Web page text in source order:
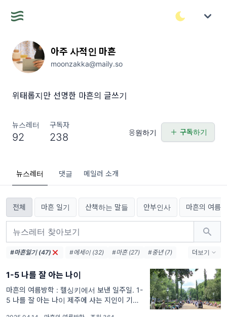
아주 사적인 마흔
moonzakka@maily.so
위태롭지만 선명한 마흔의 글쓰기
뉴스레터
92
구독자
238 응원하기 구독하기
뉴스레터 댓글 메일러 소개
전체 마흔 일기 산책하는 말들 안부인사 마흔의 여름
#마흔일기 (47) #에세이 (32) #마흔 (27)
#중년 (7)
#아주사적인마흔 (5)
#안부인사 (5)
#글쓰기 (3)
#헬싱키 (3)
더보기
1-5 나를 잘 아는 나이
마흔의 여름방학 : 헬싱키에서 보낸 일주일. 1-
5 나를 잘 아는 나이 제주에 사는 지인이 기념